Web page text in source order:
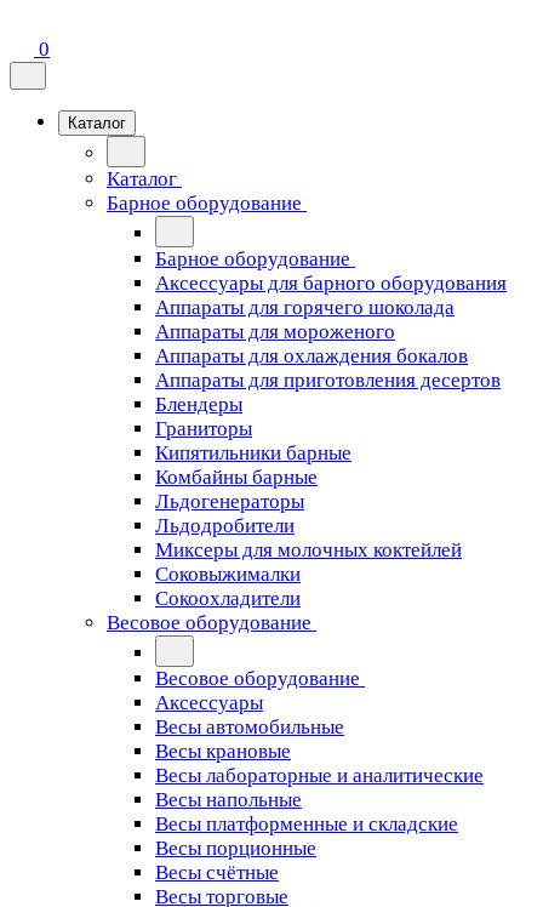
0
Каталог
Каталог
Барное оборудование
Барное оборудование
Аксессуары для барного оборудования
Аппараты для горячего шоколада
Аппараты для мороженого
Аппараты для охлаждения бокалов
Аппараты для приготовления десертов
Блендеры
Граниторы
Кипятильники барные
Комбайны барные
Льдогенераторы
Льдодробители
Миксеры для молочных коктейлей
Соковыжималки
Сокоохладители
Весовое оборудование
Весовое оборудование
Аксессуары
Весы автомобильные
Весы крановые
Весы лабораторные и аналитические
Весы напольные
Весы платформенные и складские
Весы порционные
Весы счётные
Весы торговые